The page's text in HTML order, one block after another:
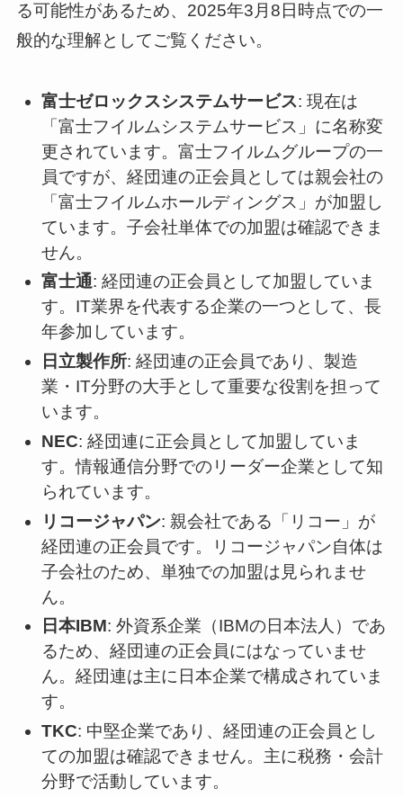
る可能性があるため、2025年3月8日時点での一
般的な理解としてご覧ください。
富士ゼロックスシステムサービス: 現在は
「富士フイルムシステムサービス」に名称変
更されています。富士フイルムグループの一
員ですが、経団連の正会員としては親会社の
「富士フイルムホールディングス」が加盟し
ています。子会社単体での加盟は確認できま
せん。
富士通: 経団連の正会員として加盟していま
す。IT業界を代表する企業の一つとして、長
年参加しています。
日立製作所: 経団連の正会員であり、製造
業・IT分野の大手として重要な役割を担って
います。
NEC: 経団連に正会員として加盟していま
す。情報通信分野でのリーダー企業として知
られています。
リコージャパン: 親会社である「リコー」が
経団連の正会員です。リコージャパン自体は
子会社のため、単独での加盟は見られませ
ん。
日本IBM: 外資系企業（IBMの日本法人）であ
るため、経団連の正会員にはなっていませ
ん。経団連は主に日本企業で構成されていま
す。
TKC: 中堅企業であり、経団連の正会員とし
ての加盟は確認できません。主に税務・会計
分野で活動しています。